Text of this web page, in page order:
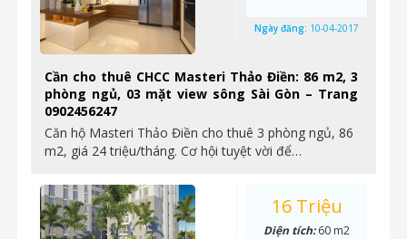
Cần cho thuê CHCC Masteri Thảo Điền: 86 m2, 3
phòng ngủ, 03 mặt view sông Sài Gòn – Trang
0902456247
Căn hộ Masteri Thảo Điền cho thuê 3 phòng ngủ, 86
m2, giá 24 triệu/tháng. Cơ hội tuyệt vời để…
Ngày đăng: 10-04-2017
16 Triệu
Diện tích:60 m2